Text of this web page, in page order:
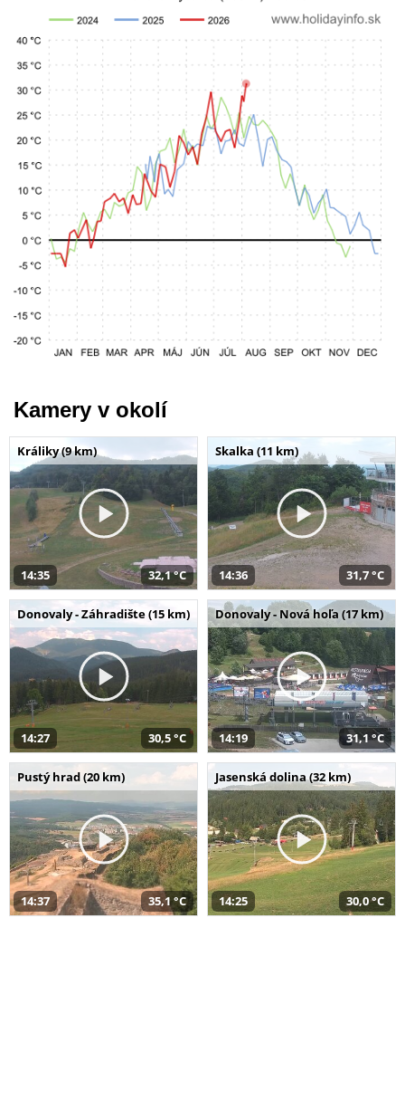
Kamery v okolí
Králiky (9 km)
14:35 32,1 °C
Skalka (11 km)
14:36 31,7 °C
Donovaly - Záhradište (15 km)
14:27 30,5 °C
Donovaly - Nová hoľa (17 km)
14:19 31,1 °C
Pustý hrad (20 km)
14:37 35,1 °C
Jasenská dolina (32 km)
14:25 30,0 °C